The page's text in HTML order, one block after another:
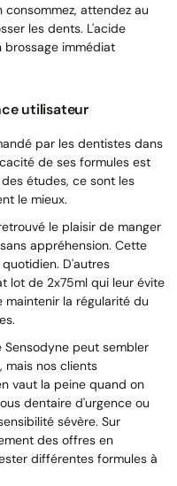
consommez, attendez au
les dents. L'acide
brossage immédiat
utilisateur
par les dentistes dans
de ses formules est
études, ce sont les
le mieux.
le plaisir de manger
appréhension. Cette
D'autres
lot de 2x75ml qui leur évite
la régularité du
peut sembler
mais nos clients
vaut la peine quand on
dentaire d'urgence ou
sévère. Sur
des offres en
différentes formules à